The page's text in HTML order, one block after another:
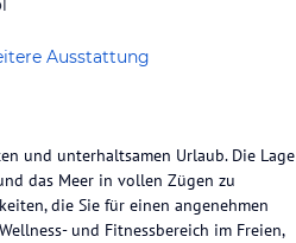
Ausstattung
und unterhaltsamen Urlaub. Die Lage
das Meer in vollen Zügen zu
die Sie für einen angenehmen
und Fitnessbereich im Freien,